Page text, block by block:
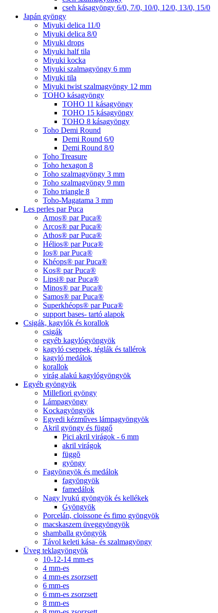
cseh kásagyöngy 6/0, 7/0, 10/0, 12/0, 13/0, 15/0
Japán gyöngy
Miyuki delica 11/0
Miyuki delica 8/0
Miyuki drops
Miyuki half tila
Miyuki kocka
Miyuki szalmagyöngy 6 mm
Miyuki tila
Miyuki twist szalmagyöngy 12 mm
TOHO kásagyöngy
TOHO 11 kásagyöngy
TOHO 15 kásagyöngy
TOHO 8 kásagyöngy
Toho Demi Round
Demi Round 6/0
Demi Round 8/0
Toho Treasure
Toho hexagon 8
Toho szalmagyöngy 3 mm
Toho szalmagyöngy 9 mm
Toho triangle 8
Toho-Magatama 3 mm
Les perles par Puca
Amos® par Puca®
Arcos® par Puca®
Athos® par Puca®
Hélios® par Puca®
Ios® par Puca®
Khéops® par Puca®
Kos® par Puca®
Lipsi® par Puca®
Minos® par Puca®
Samos® par Puca®
Superkhéops® par Puca®
support bases- tartó alapok
Csigák, kagylók és korallok
csigák
egyéb kagylógyöngyök
kagyló cseppek, téglák és tallérok
kagyló medálok
korallok
virág alakú kagylógyöngyök
Egyéb gyöngyök
Millefiori gyöngy
Lámpagyöngy
Kockagyöngyök
Egyedi kézműves lámpagyöngyök
Akril gyöngy és függő
Pici akril virágok - 6 mm
akril virágok
függõ
gyöngy
Fagyöngyök és medálok
fagyöngyök
famedálok
Nagy lyukú gyöngyök és kellékek
Gyöngyök
Porcelán, cloissone és fimo gyöngyök
macskaszem üveggyöngyök
shamballa gyöngyök
Távol keleti kása- és szalmagyöngy
Üveg teklagyöngyök
10-12-14 mm-es
4 mm-es
4 mm-es zsorzsett
6 mm-es
6 mm-es zsorzsett
8 mm-es